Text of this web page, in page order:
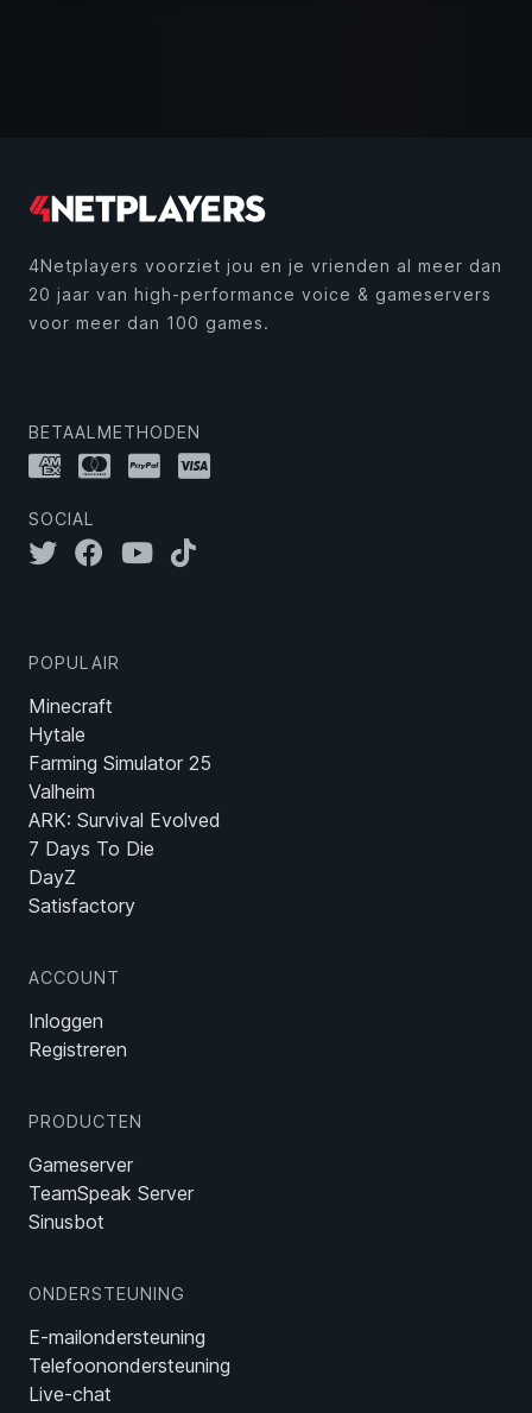
4Netplayers voorziet jou en je vrienden al meer dan
20 jaar van high-performance voice & gameservers
voor meer dan 100 games.
BETAALMETHODEN
SOCIAL
POPULAIR
Minecraft
Hytale
Farming Simulator 25
Valheim
ARK: Survival Evolved
7 Days To Die
DayZ
Satisfactory
ACCOUNT
Inloggen
Registreren
PRODUCTEN
Gameserver
TeamSpeak Server
Sinusbot
ONDERSTEUNING
E-mailondersteuning
Telefoonondersteuning
Live-chat